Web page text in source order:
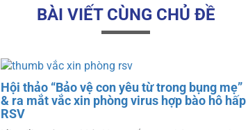
BÀI VIẾT CÙNG CHỦ ĐỀ
Hội thảo “Bảo vệ con yêu từ trong bụng mẹ”
& ra mắt vắc xin phòng virus hợp bào hô hấp
RSV